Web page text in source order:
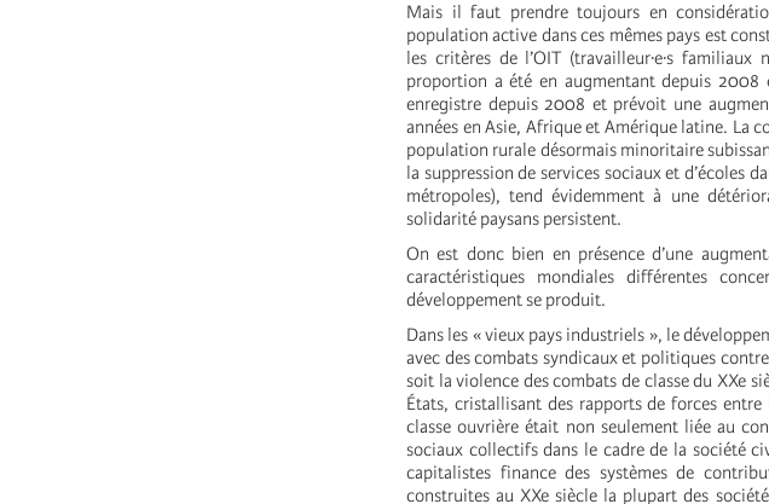
Mais il faut prendre toujours en
population active dans ces mêmes pays est
les critères de l’OIT (travailleur·e·s
proportion a été en augmentant depuis 2008
enregistre depuis 2008 et prévoit une
années en Asie, Afrique et Amérique latine. La
population rurale désormais minoritaire
la suppression de services sociaux et d’écoles
métropoles), tend évidemment à une
solidarité paysans persistent.
On est donc bien en présence d’une
caractéristiques mondiales différentes
développement se produit.
Dans les « vieux pays industriels », le
avec des combats syndicaux et politiques
soit la violence des combats de classe du XXe
États, cristallisant des rapports de forces
classe ouvrière était non seulement liée au
sociaux collectifs dans le cadre de la société
capitalistes finance des systèmes de
construites au XXe siècle la plupart des